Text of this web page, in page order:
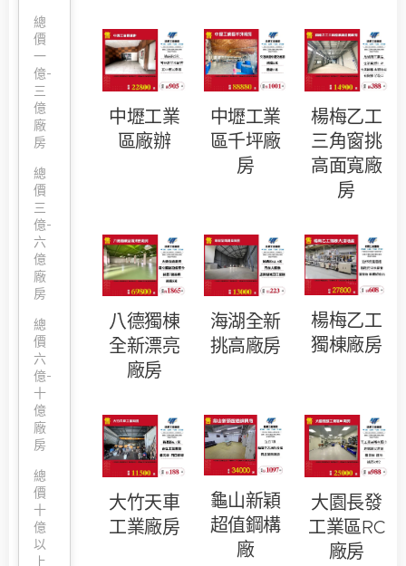
總
價
一
億-
三
億
廠
房
總
價
三
億-
六
億
廠
房
總
價
六
億-
十
億
廠
房
總
價
十
億
以
上
中壢工業
區廠辦
中壢工業
區千坪廠
房
楊梅乙工
三角窗挑
高面寬廠
房
八德獨棟
全新漂亮
廠房
海湖全新
挑高廠房
楊梅乙工
獨棟廠房
大竹天車
工業廠房
龜山新穎
超值鋼構
廠
大園長發
工業區RC
廠房